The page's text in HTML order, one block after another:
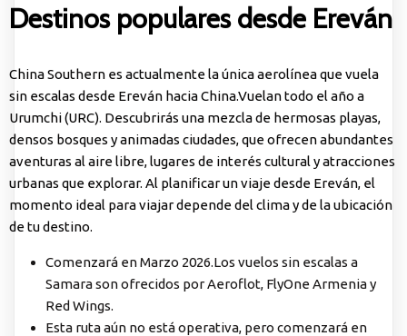
Destinos populares desde Ereván
China Southern es actualmente la única aerolínea que vuela
sin escalas desde Ereván hacia China.Vuelan todo el año a
Urumchi (URC). Descubrirás una mezcla de hermosas playas,
densos bosques y animadas ciudades, que ofrecen abundantes
aventuras al aire libre, lugares de interés cultural y atracciones
urbanas que explorar. Al planificar un viaje desde Ereván, el
momento ideal para viajar depende del clima y de la ubicación
de tu destino.
Comenzará en Marzo 2026.Los vuelos sin escalas a
Samara son ofrecidos por Aeroflot, FlyOne Armenia y
Red Wings.
Esta ruta aún no está operativa, pero comenzará en